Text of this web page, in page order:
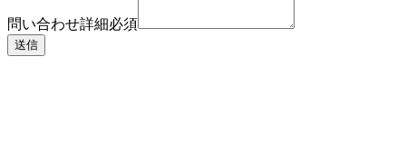
問い合わせ詳細必須
送信